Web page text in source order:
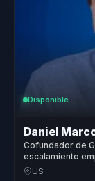
Disponible
Daniel
Cofundador de
escalamiento
lideres y
US